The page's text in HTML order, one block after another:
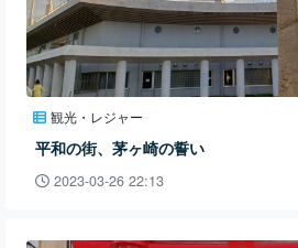
観光・レジャー
平和の街、茅ヶ崎の誓い
2023-03-26 22:13